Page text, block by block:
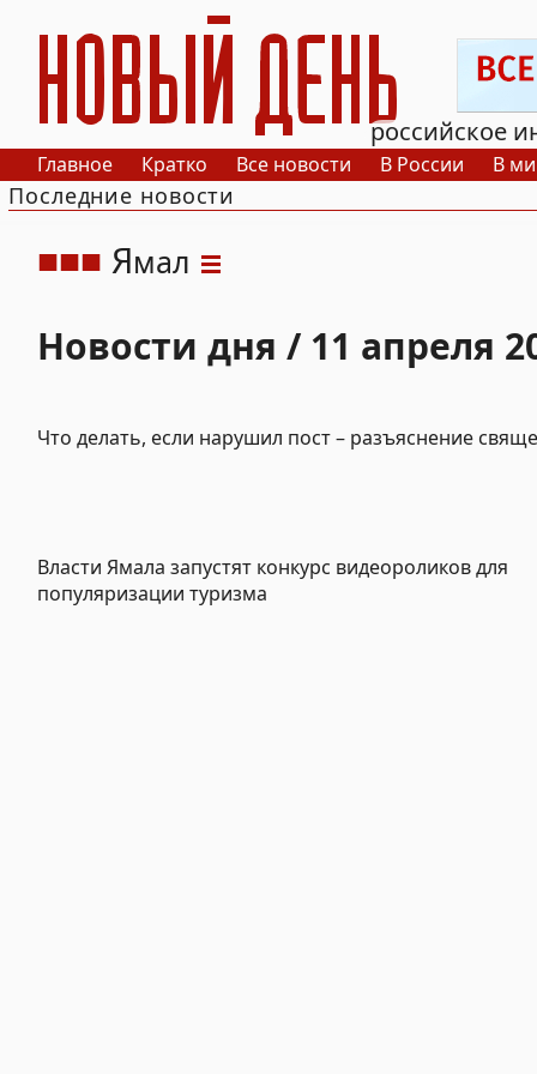
РИА Новый День
российское
Главное Кратко Все новости В России В
Последние новости
Ямал
Новости дня / 11 апреля
Что делать, если нарушил пост – разъяснение
Власти Ямала запустят конкурс видеороликов для
популяризации туризма